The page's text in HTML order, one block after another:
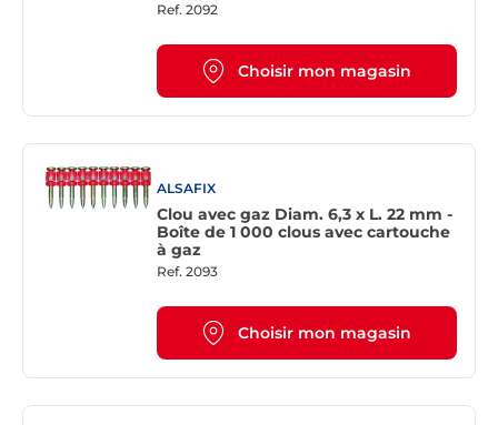
Ref. 2092
Choisir mon magasin
ALSAFIX
Clou avec gaz Diam. 6,3 x L. 22 mm -
Boîte de 1 000 clous avec cartouche
à gaz
Ref. 2093
Choisir mon magasin